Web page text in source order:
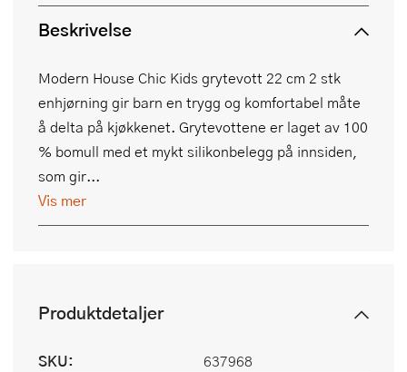
Beskrivelse
Modern House Chic Kids grytevott 22 cm 2 stk
enhjørning gir barn en trygg og komfortabel måte
å delta på kjøkkenet. Grytevottene er laget av 100
% bomull med et mykt silikonbelegg på innsiden,
som gir...
Vis mer
Produktdetaljer
SKU:
637968